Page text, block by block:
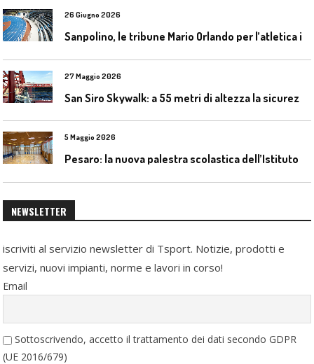
26 Giugno 2026
27 Maggio 2026
5 Maggio 2026
NEWSLETTER
iscriviti al servizio newsletter di Tsport. Notizie, prodotti e
servizi, nuovi impianti, norme e lavori in corso!
Email
Sottoscrivendo, accetto il trattamento dei dati secondo GDPR
(UE 2016/679)